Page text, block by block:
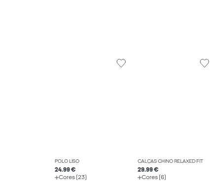
POLO LISO
24.99 €
Cores (23)
CALÇAS CHINO RELAXED FIT
29.99 €
Cores (6)